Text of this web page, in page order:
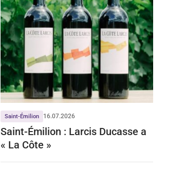
Saint-Émilion 16.07.2026
Saint-Émilion : Larcis Ducasse a
« La Côte »